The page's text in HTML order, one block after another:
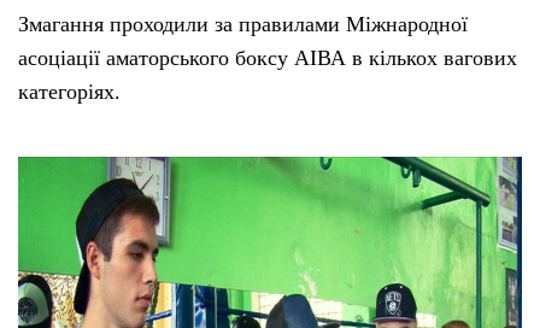
Змагання проходили за правилами Міжнародної
асоціації аматорського боксу АІВА в кількох вагових
категоріях.